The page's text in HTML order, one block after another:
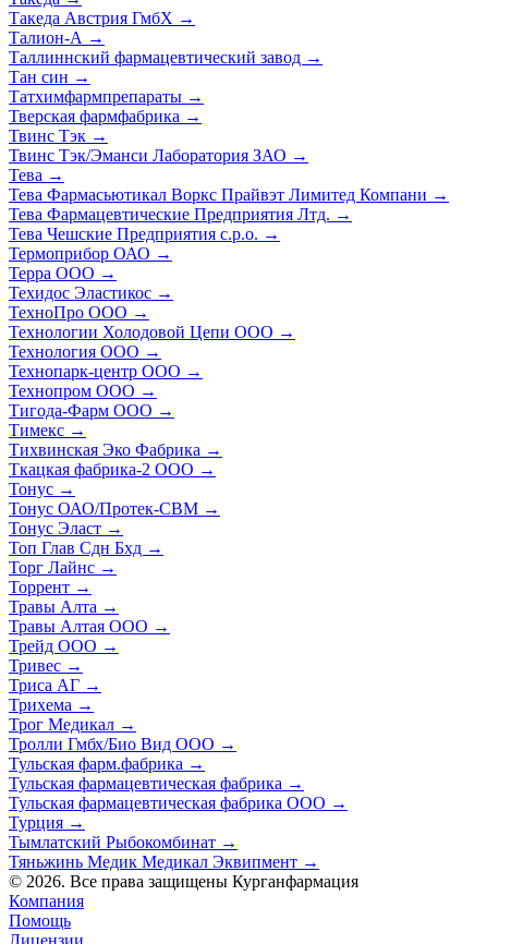
Такеда Австрия ГмбХ →
Талион-А →
Таллиннский фармацевтический завод →
Тан син →
Татхимфармпрепараты →
Тверская фармфабрика →
Твинс Тэк →
Твинс Тэк/Эманси Лаборатория ЗАО →
Тева →
Тева Фармасьютикал Воркс Прайвэт Лимитед Компани →
Тева Фармацевтические Предприятия Лтд. →
Тева Чешские Предприятия с.р.о. →
Термоприбор ОАО →
Терра ООО →
Техидос Эластикос →
ТехноПро ООО →
Технологии Холодовой Цепи ООО →
Технология ООО →
Технопарк-центр ООО →
Технопром ООО →
Тигода-Фарм ООО →
Тимекс →
Тихвинская Эко Фабрика →
Ткацкая фабрика-2 ООО →
Тонус →
Тонус ОАО/Протек-СВМ →
Тонус Эласт →
Топ Глав Сдн Бхд →
Торг Лайнс →
Торрент →
Травы Алта →
Травы Алтая ООО →
Трейд ООО →
Тривес →
Триса АГ →
Трихема →
Трог Медикал →
Тролли Гмбх/Био Вид ООО →
Тульская фарм.фабрика →
Тульская фармацевтическая фабрика →
Тульская фармацевтическая фабрика ООО →
Турция →
Тымлатский Рыбокомбинат →
Тяньжинь Медик Медикал Эквипмент →
© 2026. Все права защищены Курганфармация
Компания
Помощь
Лицензии